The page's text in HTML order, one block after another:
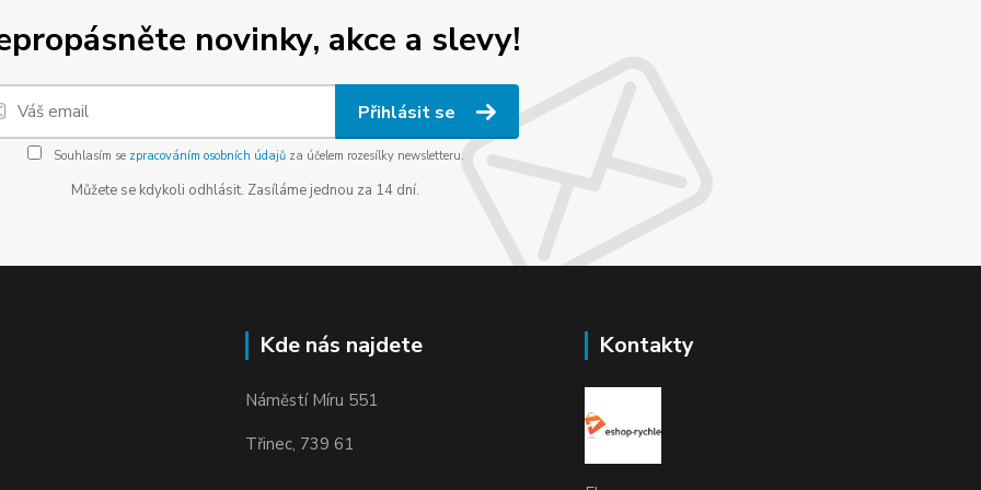
novinky, akce a slevy!
Přihlásit se
Souhlasím se zpracováním osobních údajůza účelem rozesílky newsletteru.
Můžete se kdykoli odhlásit. Zasíláme jednou za 14 dní.
Kde nás najdete
Náměstí Míru 551
Třinec, 739 61
Kontakty